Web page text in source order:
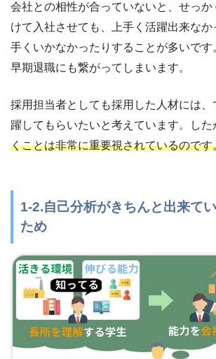
会社との相性が合っていないと、せっ
けて入社させても、上手く活躍出来な
手くいかなかったりすることが多いです
早期退職にも繋がってしまいます。
採用担当者としても採用した人材には
躍してもらいたいと考えています。した
くことは非常に重要視されているのです
1-2.自己分析がきちんと出来て
ため